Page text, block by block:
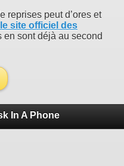
reprises peut d’ores et
site officiel des
en sont déjà au second
In A Phone